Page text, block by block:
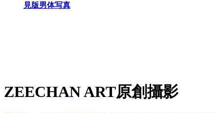
見版男体写真
ZEECHAN ART原創攝影